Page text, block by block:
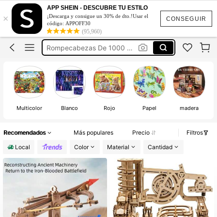
CONSEGUIR
×
APP SHEIN - DESCUBRE TU ESTILO
¡Descarga y consigue un 30% de dto.!Usar el
código: APPOFF30
(95,960)
Rompecabezas
Rompecabezas De 1000 Piezas
Puzzle
Rompecabezas
Multicolor Blanco Rojo Papel madera
Recomendados Más populares Precio
Filtros
Local
Color Material Cantidad